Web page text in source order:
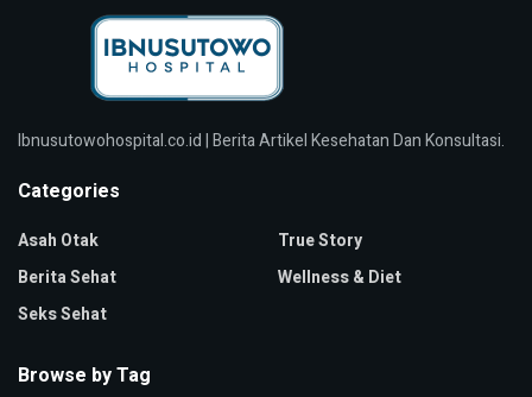
Ibnusutowohospital.co.id | Berita Artikel Kesehatan Dan Konsultasi.
Categories
Asah Otak
Berita Sehat
Seks Sehat
True Story
Wellness & Diet
Browse by Tag